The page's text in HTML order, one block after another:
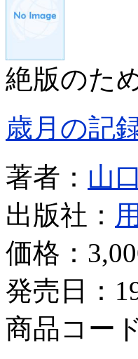
絶版のた
歳月の記
著者： 山
出版社：
価格：
発売日：
商品コー